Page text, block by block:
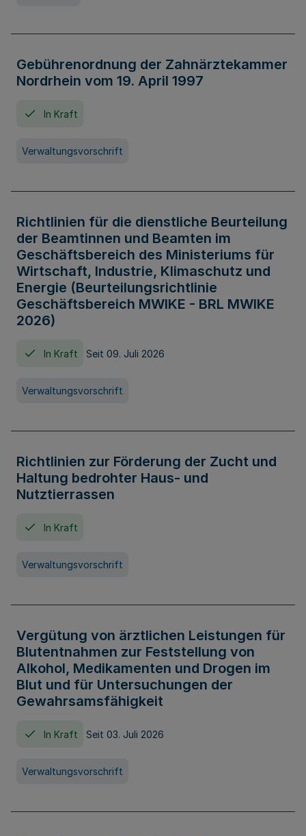
Gebührenordnung der Zahnärztekammer
Nordrhein vom 19. April 1997
In Kraft
Verwaltungsvorschrift
Richtlinien für die dienstliche Beurteilung
der Beamtinnen und Beamten im
Geschäftsbereich des Ministeriums für
Wirtschaft, Industrie, Klimaschutz und
Energie (Beurteilungsrichtlinie
Geschäftsbereich MWIKE - BRL MWIKE
2026)
In Kraft Seit 09. Juli 2026
Verwaltungsvorschrift
Richtlinien zur Förderung der Zucht und
Haltung bedrohter Haus- und
Nutztierrassen
In Kraft
Verwaltungsvorschrift
Vergütung von ärztlichen Leistungen für
Blutentnahmen zur Feststellung von
Alkohol, Medikamenten und Drogen im
Blut und für Untersuchungen der
Gewahrsamsfähigkeit
In Kraft Seit 03. Juli 2026
Verwaltungsvorschrift